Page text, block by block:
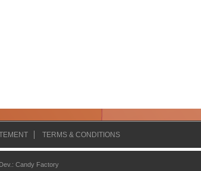
TERMS & CONDITIONS
: Candy Factory